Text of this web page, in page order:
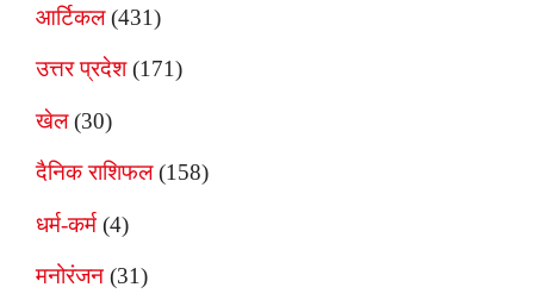
आर्टिकल(431)
उत्तर प्रदेश(171)
खेल(30)
दैनिक राशिफल(158)
धर्म-कर्म (4)
मनोरंजन (31)